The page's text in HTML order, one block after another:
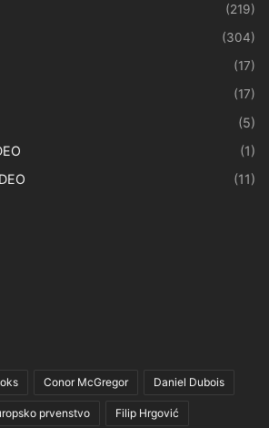
(219)
(304)
(17)
(17)
(5)
(1)
(11)
Conor McGregor Daniel Dubois
prvenstvo Filip Hrgović